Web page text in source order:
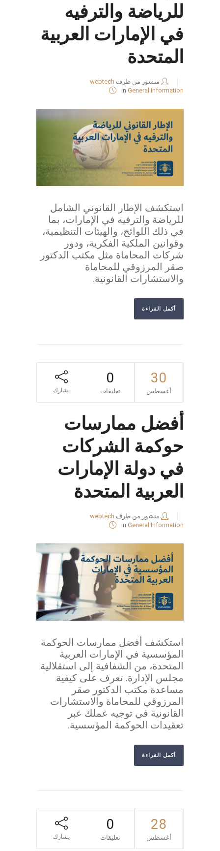
للرياضة والترفيه
في الإمارات العربية
المتحدة
منشور من طرف webtech
in General Information
استكشف الإطار القانوني الشامل
للرياضة والترفيه في الإمارات، بما
في ذلك اللوائح، والهيئات التنظيمية،
وقوانين الملكية الفكرية، ودور
شركات المحاماة مثل مكتب الدكتور
صقر المرزوقي للمحاماة
والاستشارات القانونية.
أكمل القراءة
30
أغسطس
0
تعليقات يشارك
أفضل ممارسات
حوكمة الشركات
في دولة الإمارات
العربية المتحدة
منشور من طرف webtech
in General Information
استكشف أفضل ممارسات الحوكمة
المؤسسية في الإمارات العربية
المتحدة، من الشفافية إلى استقلالية
مجلس الإدارة. تعرف على كيفية
مساعدة مكتب الدكتور صقر
المرزوقي للمحاماة والاستشارات
القانونية في توجيه عملك عبر
تعقيدات الحوكمة المؤسسية.
أكمل القراءة
28
أغسطس
0
تعليقات يشارك